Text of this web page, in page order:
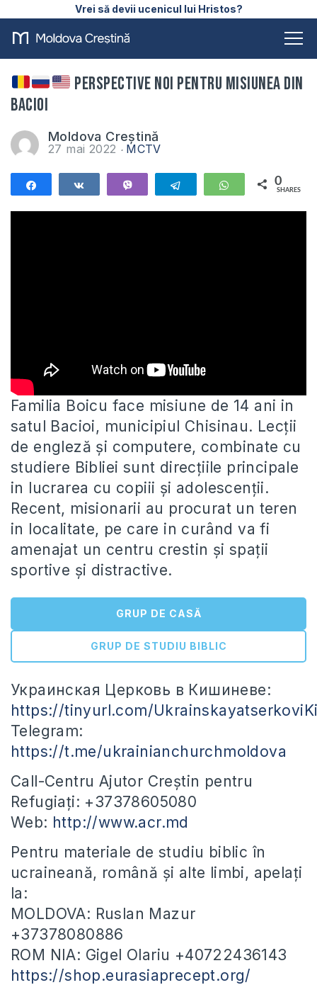
Vrei să devii ucenicul lui Hristos?
Perspective noi pentru misiunea din
Bacioi
Moldova Creștină
27 mai 2022 MCTV
Telegram WhatsApp
0
SHARES
Familia Boicu face misiune de 14 ani in
satul Bacioi, municipiul Chisinau. Lecții
de engleză și computere, combinate cu
studiere Bibliei sunt direcțiile principale
in lucrarea cu copiii și adolescenții.
Recent, misionarii au procurat un teren
in localitate, pe care in curând va fi
amenajat un centru crestin și spații
sportive și distractive.
GRUP DE CASĂ
GRUP DE STUDIU BIBLIC
Украинская Церковь в Кишиневе:
https://tinyurl.com/
Telegram:
https://t.me/ukrainianchurchmoldova
Call-Centru Ajutor Creștin pentru
Refugiați: +37378605080
Web: http://www.acr.md
Pentru materiale de studiu biblic în
ucraineană, română și alte limbi, apelați
la:
MOLDOVA: Ruslan Mazur
+37378080886
ROM NIA: Gigel Olariu +40722436143
https://shop.eurasiaprecept.org/